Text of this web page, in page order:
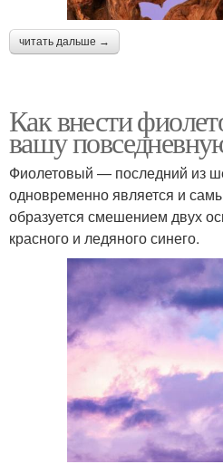
читать дальше →
Как внести
вашу
Фиолетовый — последний из
одновременно является и
образуется смешением двух
красного и ледяного синего.